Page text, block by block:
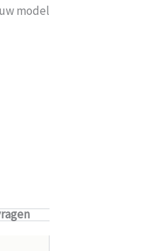
model